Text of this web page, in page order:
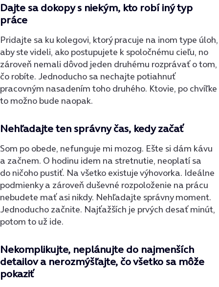
Dajte sa dokopy s niekým, kto robí iný typ
práce
Pridajte sa ku kolegovi, ktorý pracuje na inom type úloh,
aby ste videli, ako postupujete k spoločnému cieľu, no
zároveň nemali dôvod jeden druhému rozprávať o tom,
čo robíte. Jednoducho sa nechajte potiahnuť
pracovným nasadením toho druhého. Ktovie, po chvíľke
to možno bude naopak.
Nehľadajte ten správny čas, kedy začať
Som po obede, nefunguje mi mozog. Ešte si dám kávu
a začnem. O hodinu idem na stretnutie, neoplatí sa
do ničoho pustiť. Na všetko existuje výhovorka. Ideálne
podmienky a zároveň duševné rozpoloženie na prácu
nebudete mať asi nikdy. Nehľadajte správny moment.
Jednoducho začnite. Najťažších je prvých desať minút,
potom to už ide.
Nekomplikujte, neplánujte do najmenších
detailov a nerozmýšľajte, čo všetko sa môže
pokaziť